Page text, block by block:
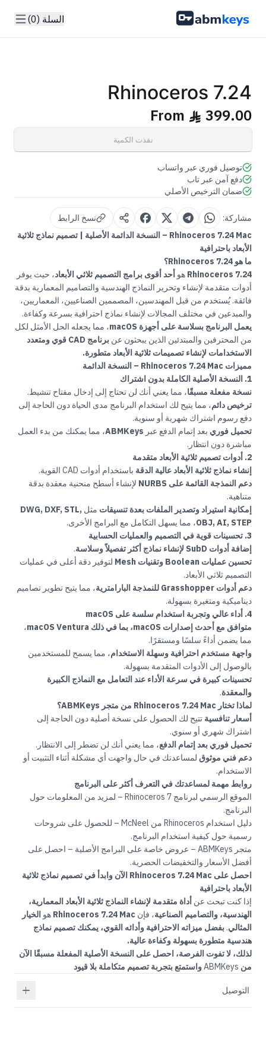
السلة (0)
Rhinoceros 7.24
From ê 399.00
نفذت الكمية
توصيل فوري عبر واتساب
دفع آمن عبر تاب
ضمان الترخيص الأصلي
مشاركة:
نسخ الرابط
Rhinoceros 7.24 Mac – النسخة الدائمة الأصلية | تصميم نماذج ثلاثية
الأبعاد باحترافية
ما هو Rhinoceros 7.24؟
Rhinoceros 7.24 هو أحد أقوى برامج التصميم ثلاثي الأبعاد، حيث يوفر
أدوات متقدمة لإنشاء وتحرير النماذج الهندسية والتصاميم المعمارية بدقة
فائقة. يُستخدم من قبل المهندسين، المصممين الصناعيين، المعماريين،
والمبدعين في مختلف المجالات لإنشاء نماذج احترافية بسرعة وكفاءة.
يعمل البرنامج بسلاسة على أجهزة macOS
، مما يجعله الحل الأمثل لكل
من المحترفين والمبتدئين الذين يبحثون عن
برنامج CAD قوي ومتعدد
الاستخدامات لإنشاء تصميمات ثلاثية الأبعاد متطورة.
مميزات Rhinoceros 7.24 Mac – النسخة الدائمة
1. النسخة الأصلية الكاملة بدون اشتراك
نسخة مفعلة مسبقًا، مما يعني أنك لن تحتاج إلى إدخال مفتاح تنشيط.
ترخيص دائم، مما يتيح لك استخدام البرنامج مدى الحياة دون الحاجة إلى
دفع رسوم اشتراك شهرية أو سنوية.
تحميل فوري بعد إتمام الدفع عبر ABMKeys، مما يمكنك من بدء العمل
مباشرة دون انتظار.
2. أدوات تصميم ثلاثية الأبعاد متقدمة
إنشاء نماذج ثلاثية الأبعاد عالية الدقة باستخدام أدوات CAD القوية.
دعم النمذجة القائمة على NURBS
لإنشاء أسطح منحنية معقدة بدقة
متناهية.
إمكانية استيراد وتصدير الملفات بعدة تنسيقات مثل DWG, DXF, STL,
OBJ, AI, STEP، مما يسهل التكامل مع البرامج الأخرى.
3. تحسينات قوية في التصميم والعمليات الحسابية
إضافة أدوات SubD لإنشاء نماذج أكثر تفصيلاً وسلاسة
.
تحسين عمليات Boolean وتقنيات Mesh
لتوفير دقة أعلى في عمليات
التصميم ثلاثي الأبعاد.
دعم أدوات Grasshopper للنمذجة البارامترية
، مما يتيح تطوير تصاميم
ديناميكية ومتغيرة بسهولة.
4. أداء عالي وتجربة استخدام سلسة على macOS
متوافق مع أحدث إصدارات macOS، بما في ذلك macOS Ventura
،
مما يضمن أداءً سلسًا ومستقرًا.
واجهة مستخدم احترافية وسهلة الاستخدام، مما يسمح للمستخدمين
بالوصول إلى الأدوات المتقدمة بسهولة.
تحسينات كبيرة في سرعة الأداء عند التعامل مع النماذج الكبيرة
والمعقدة.
لماذا تختار Rhinoceros 7.24 Mac من متجر ABMKeys؟
أسعار تنافسية تتيح لك الحصول على نسخة أصلية دون الحاجة إلى
اشتراك شهري أو سنوي.
تحميل فوري بعد إتمام الدفع، مما يعني أنك لن تضطر إلى الانتظار.
دعم فني موثوق لمساعدتك في حال واجهت أي مشكلة أثناء التثبيت أو
الاستخدام.
روابط مهمة لمساعدتك في التعرف أكثر على البرنامج
الموقع الرسمي لبرنامج Rhinoceros 7
– لمزيد من المعلومات حول
البرنامج.
دليل استخدام Rhinoceros من McNeel
– للحصول على شروحات
رسمية حول كيفية استخدام البرنامج.
متجر ABMKeys – عروض خاصة على البرامج الأصلية
– احصل على
أفضل الأسعار والتخفيضات الحصرية.
احصل على Rhinoceros 7.24 Mac الآن وابدأ في تصميم نماذج ثلاثية
الأبعاد باحترافية
إذا كنت تبحث عن أداة متقدمة لإنشاء النماذج ثلاثية الأبعاد المعمارية،
الهندسية، والتصاميم الصناعية، فإن Rhinoceros 7.24 Mac هو الخيار
المثالي. بفضل ميزاته الاحترافية وأدائه القوي، يمكنك تصميم نماذج
هندسية متطورة بسهولة وكفاءة عالية.
لذلك، لا تفوت الفرصة، احصل على النسخة الأصلية المفعلة مسبقًا الآن
من ABMKeysواستمتع بتجربة تصميم متكاملة بلا قيود
التوصيل